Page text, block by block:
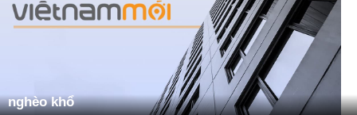
nghèo khổ